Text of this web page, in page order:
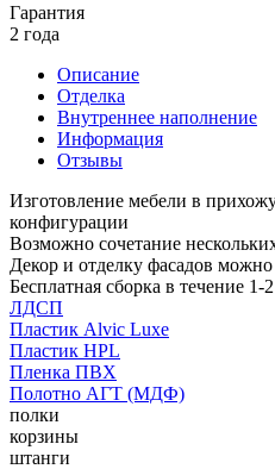
Гарантия
2 года
Описание
Отделка
Внутреннее наполнение
Информация
Отзывы
Изготовление мебели в
конфигурации
Возможно сочетание
Декор и отделку фасадов
Бесплатная сборка в течение 1-
ЛДСП
Пластик Alvic Luxe
Пластик HPL
Пленка ПВХ
Полотно АГТ (МДФ)
полки
корзины
штанги